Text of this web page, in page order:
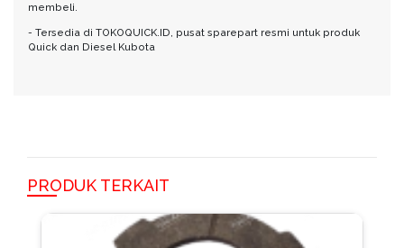
membeli.
- Tersedia di TOKOQUICK.ID, pusat sparepart resmi untuk produk
Quick dan Diesel Kubota
PRODUK TERKAIT